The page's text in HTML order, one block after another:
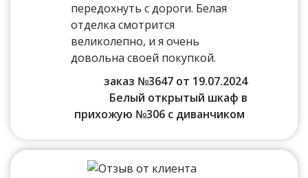
передохнуть с дороги. Белая
отделка смотрится
великолепно, и я очень
довольна своей покупкой.
заказ №3647 от 19.07.2024
Белый открытый шкаф в
прихожую №306 с диванчиком